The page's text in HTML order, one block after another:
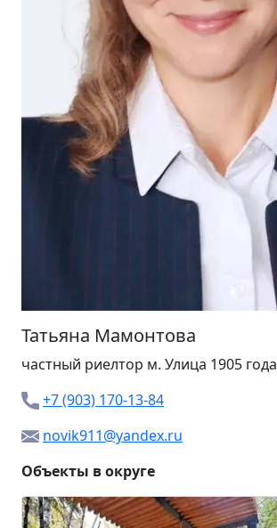
Татьяна Мамонтова
частный риелтор м. Улица 1905 года
+7 (903) 170-13-84
novik911@yandex.ru
Объекты в округе